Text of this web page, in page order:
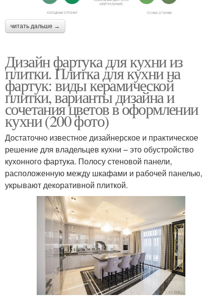
читать дальше →
Дизайн фартука для кухни из
плитки. Плитка для кухни на
фартук: виды керамической
плитки, варианты дизайна и
сочетания цветов в оформлении
кухни (200 фото)
Достаточно известное дизайнерское и практическое
решение для владельцев кухни – это обустройство
кухонного фартука. Полосу стеновой панели,
расположенную между шкафами и рабочей панелью,
укрывают декоративной плиткой.